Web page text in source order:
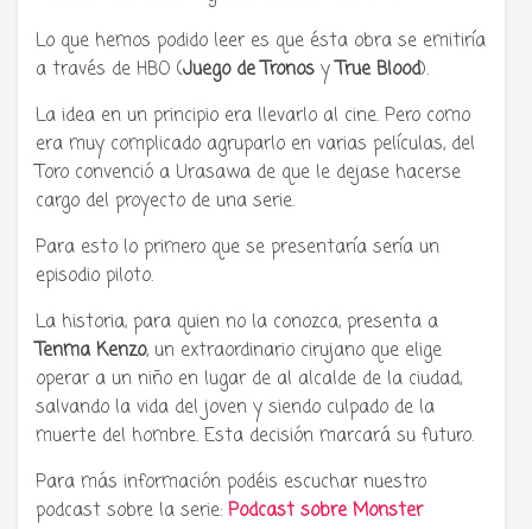
Lo que hemos podido leer es que ésta obra se emitiría
a través de HBO (Juego de Tronos yTrue Blood).
La idea en un principio era llevarlo al cine. Pero como
era muy complicado agruparlo en varias películas, del
Toro convenció a Urasawa de que le dejase hacerse
cargo del proyecto de una serie.
Para esto lo primero que se presentaría sería un
episodio piloto.
La historia, para quien no la conozca, presenta a
Tenma Kenzo, un extraordinario cirujano que elige
operar a un niño en lugar de al alcalde de la ciudad,
salvando la vida del joven y siendo culpado de la
muerte del hombre. Esta decisión marcará su futuro.
Para más información podéis escuchar nuestro
podcast sobre la serie: Podcast sobre Monster